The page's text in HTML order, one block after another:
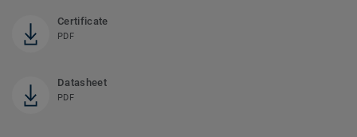
Certificate
PDF
Datasheet
PDF